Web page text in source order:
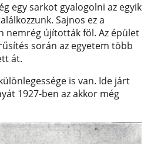
egy sarkot gyalogolni az egyik
Sajnos ez a
nemrég újították föl. Az épület
során az egyetem több
át.
is van. Ide járt
1927-ben az akkor még